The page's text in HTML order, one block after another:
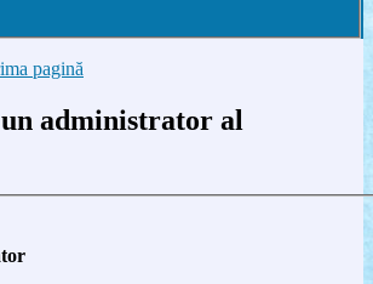
pagină
administrator al